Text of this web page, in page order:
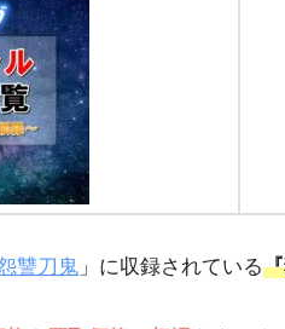
讐刀鬼 」に収録されている